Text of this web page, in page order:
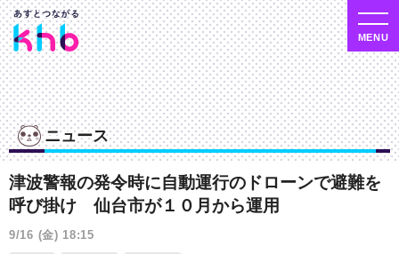
ニュース
津波警報の発令時に自動運行のドローンで避難を
呼び掛け 仙台市が１０月から運用
9/16 (金) 18:15